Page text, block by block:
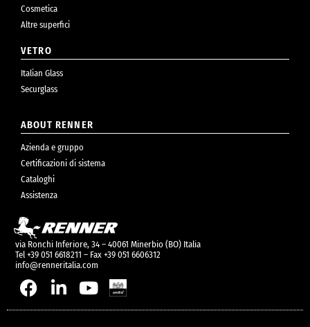
Cosmetica
Altre superfici
VETRO
Italian Glass
Securglass
ABOUT RENNER
Azienda e gruppo
Certificazioni di sistema
Cataloghi
Assistenza
via Ronchi Inferiore, 34 – 40061 Minerbio (BO) Italia
Tel +39 051 6618211 – Fax +39 051 6606312
info@renneritalia.com